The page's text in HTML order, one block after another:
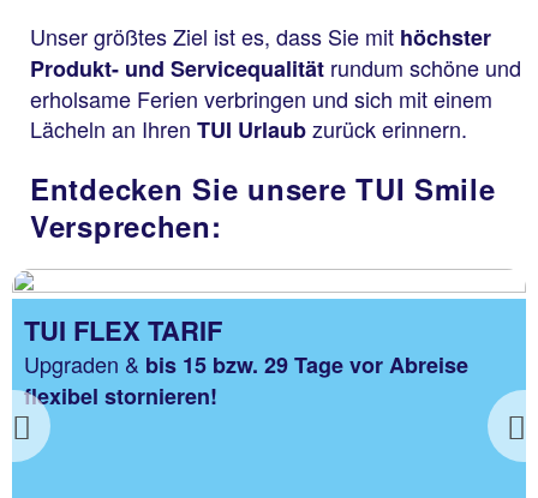
Unser größtes Ziel ist es, dass Sie mit höchster
Produkt- und Servicequalität rundum schöne und
erholsame Ferien verbringen und sich mit einem
Lächeln an Ihren TUI Urlaubzurück erinnern.
Entdecken Sie unsere TUI Smile
Versprechen:
Previous
TUI FLEX TARIF
Upgraden & bis 15 bzw. 29 Tage vor Abreise
flexibel stornieren!